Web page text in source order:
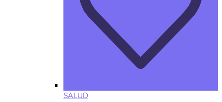
SALUD